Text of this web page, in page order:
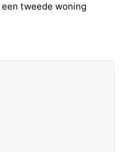
tweede woning